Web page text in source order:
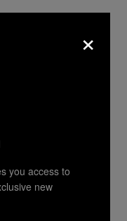
, l’Agence des
et le
Security
×
you access to
new